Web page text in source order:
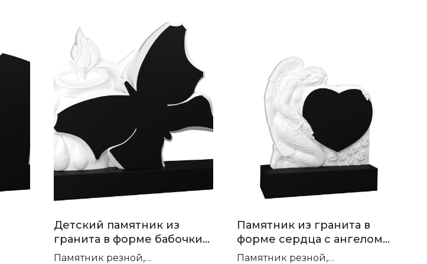
Детский памятник из
гранита в форме бабочки
П-286
Памятник резной,
Памятник из гранита в
форме сердца с ангелом
П-191
Памятник резной,